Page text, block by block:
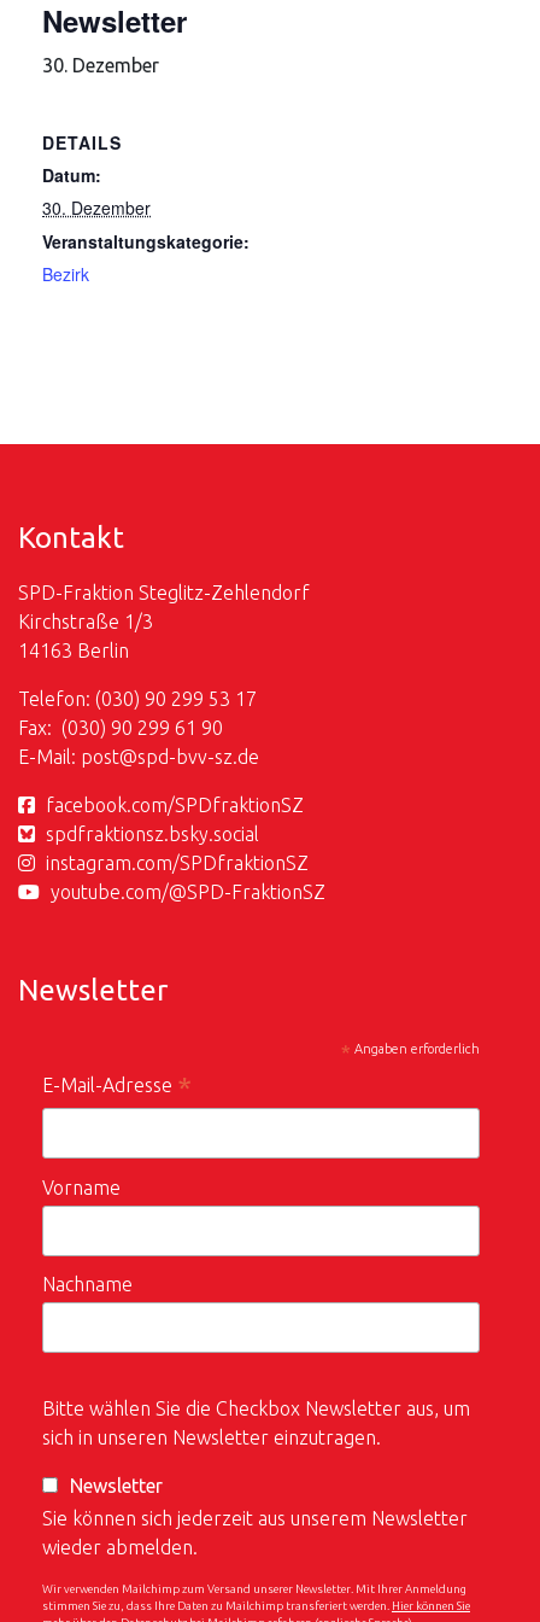
Newsletter
30. Dezember
DETAILS
Datum:
30. Dezember
Veranstaltungskategorie:
Bezirk
Kontakt
SPD-Fraktion Steglitz-Zehlendorf
Kirchstraße 1/3
14163 Berlin
Telefon: (030) 90 299 53 17
Fax: (030) 90 299 61 90
E-Mail: post@spd-bvv-sz.de
facebook.com/SPDfraktionSZ
spdfraktionsz.bsky.social
instagram.com/SPDfraktionSZ
youtube.com/@SPD-FraktionSZ
Newsletter
* Angaben erforderlich
E-Mail-Adresse *
Vorname
Nachname
Bitte wählen Sie die Checkbox Newsletter aus, um
sich in unseren Newsletter einzutragen.
Newsletter
Sie können sich jederzeit aus unserem Newsletter
wieder abmelden.
Wir verwenden Mailchimp zum Versand unserer Newsletter. Mit Ihrer Anmeldung
stimmen Sie zu, dass Ihre Daten zu Mailchimp transferiert werden. Hier können Sie